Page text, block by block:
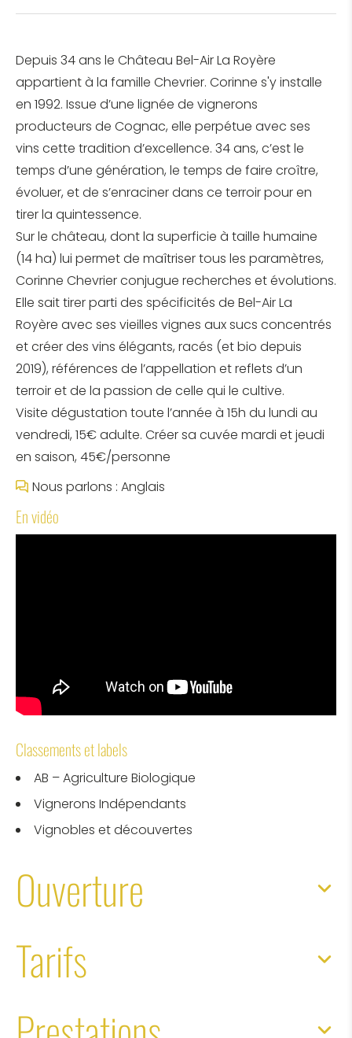
Depuis 34 ans le Château Bel-Air La Royère
appartient à la famille Chevrier. Corinne s'y installe
en 1992. Issue d’une lignée de vignerons
producteurs de Cognac, elle perpétue avec ses
vins cette tradition d’excellence. 34 ans, c’est le
temps d’une génération, le temps de faire croître,
évoluer, et de s’enraciner dans ce terroir pour en
tirer la quintessence.
Sur le château, dont la superficie à taille humaine
(14 ha) lui permet de maîtriser tous les paramètres,
Corinne Chevrier conjugue recherches et évolutions.
Elle sait tirer parti des spécificités de Bel-Air La
Royère avec ses vieilles vignes aux sucs concentrés
et créer des vins élégants, racés (et bio depuis
2019), références de l’appellation et reflets d’un
terroir et de la passion de celle qui le cultive.
Visite dégustation toute l’année à 15h du lundi au
vendredi, 15€ adulte. Créer sa cuvée mardi et jeudi
en saison, 45€/personne
Nous parlons : Anglais
En vidéo
Classements et labels
AB – Agriculture Biologique
Vignerons Indépendants
Vignobles et découvertes
Ouverture
Tarifs